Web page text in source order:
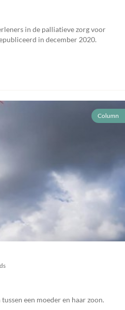
in de palliatieve zorg voor
in december 2020.
Column
een moeder en haar zoon.